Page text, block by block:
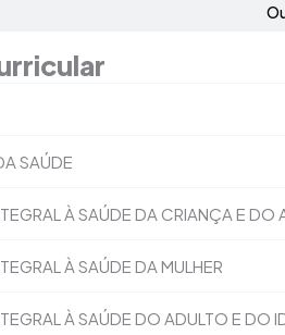
SAÚDE
À SAÚDE DA CRIANÇA E DO
À SAÚDE DA MULHER
À SAÚDE DO ADULTO E DO